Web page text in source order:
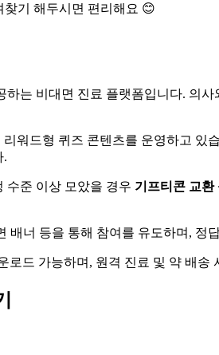
기 해두시면 편리해요 😊
하는 비대면 진료 플랫폼입니다. 의
리워드형 퀴즈 콘텐츠를 운영하고 있
.
수준 이상 모았을 경우 기프티콘 교환
배너 등을 통해 참여를 유도하며, 정
로드 가능하며, 원격 진료 및 약 배송